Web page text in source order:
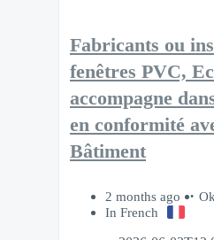
Fabricants ou
fenêtres PVC,
accompagne
en conformité
Bâtiment
2 months ago
In French